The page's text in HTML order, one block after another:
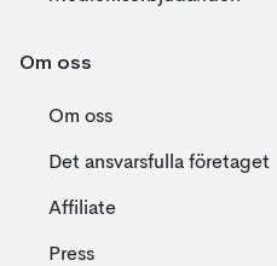
Om oss
Om oss
Det ansvarsfulla företaget
Affiliate
Press